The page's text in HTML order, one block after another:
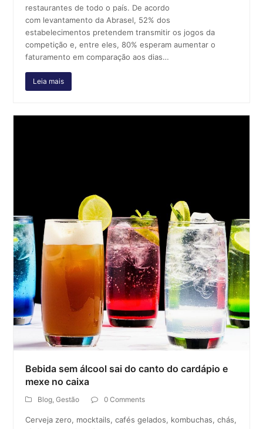
restaurantes de todo o país. De acordo
com levantamento da Abrasel, 52% dos
estabelecimentos pretendem transmitir os jogos da
competição e, entre eles, 80% esperam aumentar o
faturamento em comparação aos dias…
Leia mais
Bebida sem álcool sai do canto do cardápio e
mexe no caixa
Blog ,Gestão 0 Comments
Cerveja zero, mocktails, cafés gelados, kombuchas, chás,